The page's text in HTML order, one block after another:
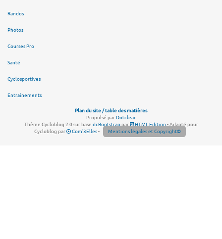
Randos
Photos
Courses Pro
Santé
Cyclosportives
Entraînements
Plan du site / table des matières
Propulsé parDotclear
Thème Cycloblog 2.0 sur base dcBootstrappar HTML Edition- Adapté pour
Cycloblog par
Com'3Elles- Mentions légales et Copyright©